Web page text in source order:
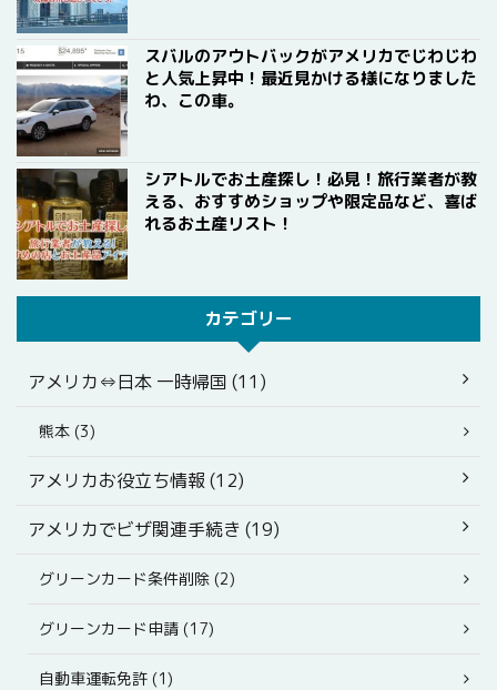
スバルのアウトバックがアメリカでじわじわ
と人気上昇中！最近見かける様になりました
わ、この車。
シアトルでお土産探し！必見！旅行業者が教
える、おすすめショップや限定品など、喜ば
れるお土産リスト！
カテゴリー
アメリカ⇔日本 一時帰国 (11)
熊本 (3)
アメリカお役立ち情報 (12)
アメリカでビザ関連手続き (19)
グリーンカード条件削除 (2)
グリーンカード申請 (17)
自動車運転免許 (1)